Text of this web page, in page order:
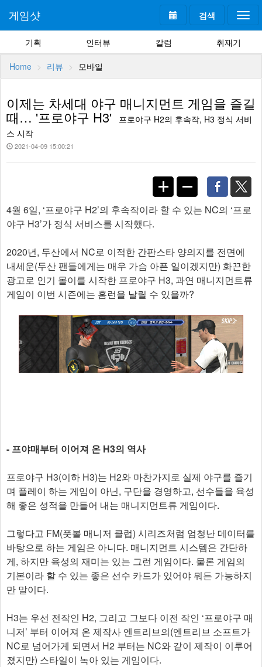
검색
게임샷
기획 인터뷰 칼럼 취재기
Home 리뷰 모바일
이제는 차세대 야구 매니지먼트 게임을 즐길
때… '프로야구 H3'
프로야구 H2의 후속작, H3 정식 서비
스 시작
2021-04-09 15:00:21
4월 6일, ‘프로야구 H2’의 후속작이라 할 수 있는 NC의 ‘프로
야구 H3’가 정식 서비스를 시작했다.
2020년, 두산에서 NC로 이적한 간판스타 양의지를 전면에
내세운(두산 팬들에게는 매우 가슴 아픈 일이겠지만) 화끈한
광고로 인기 몰이를 시작한 프로야구 H3, 과연 매니지먼트류
게임이 이번 시즌에는 홈런을 날릴 수 있을까?
- 프야매부터 이어져 온 H3의 역사
프로야구 H3(이하 H3)는 H2와 마찬가지로 실제 야구를 즐기
며 플레이 하는 게임이 아닌, 구단을 경영하고, 선수들을 육성
해 좋은 성적을 만들어 내는 매니지먼트류 게임이다.
그렇다고 FM(풋볼 매니저 클럽) 시리즈처럼 엄청난 데이터를
바탕으로 하는 게임은 아니다. 매니지먼트 시스템은 간단하
게, 하지만 육성의 재미는 있는 그런 게임이다. 물론 게임의
기본이라 할 수 있는 좋은 선수 카드가 있어야 뭐든 가능하지
만 말이다.
H3는 우선 전작인 H2, 그리고 그보다 이전 작인 ‘프로야구 매
니저’ 부터 이어져 온 제작사 엔트리브의(엔트리브 소프트가
NC로 넘어가게 되면서 H2 부터는 NC와 같이 제작이 이루어
졌지만) 스타일이 녹아 있는 게임이다.